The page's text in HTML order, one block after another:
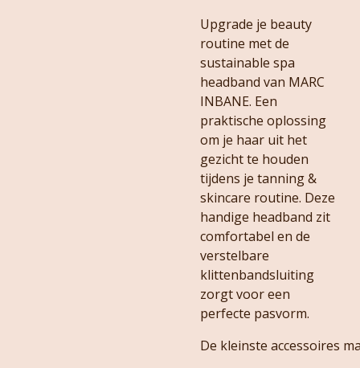
Upgrade je beauty
routine met de
sustainable spa
headband van MARC
INBANE. Een
praktische oplossing
om je haar uit het
gezicht te houden
tijdens je tanning &
skincare routine. Deze
handige headband zit
comfortabel en de
verstelbare
klittenbandsluiting
zorgt voor een
perfecte pasvorm.
De kleinste accessoires